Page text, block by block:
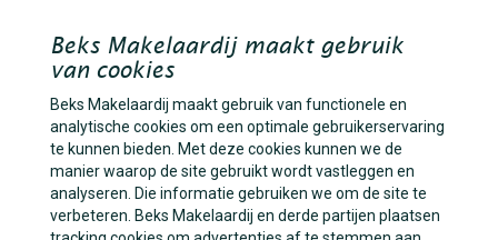
Beks Makelaardij maakt gebruik
van cookies
Beks Makelaardij maakt gebruik van functionele en
analytische cookies om een optimale gebruikerservaring
te kunnen bieden. Met deze cookies kunnen we de
manier waarop de site gebruikt wordt vastleggen en
analyseren. Die informatie gebruiken we om de site te
verbeteren. Beks Makelaardij en derde partijen plaatsen